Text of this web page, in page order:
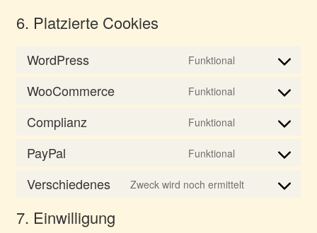
6. Platzierte Cookies
WordPress Funktional
Consent
WooCommerce Funktional
Consent
Complianz Funktional
Consent
PayPal Funktional
Consent
Verschiedenes Zweck wird noch ermittelt
Consent
7. Einwilligung